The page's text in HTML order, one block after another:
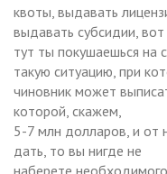
квоты, выдавать
выдавать субсидии, вот
тут ты покушаешься на
такую ситуацию, при
чиновник может
которой, скажем,
5-7 млн долларов, и от
дать, то вы нигде не
наберете